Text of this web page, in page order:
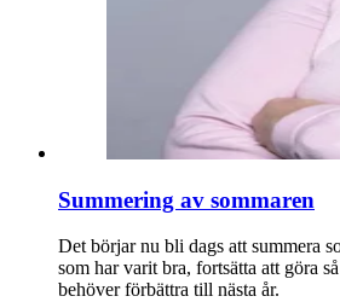
Summering av sommaren
Det börjar nu bli dags att summera
som har varit bra, fortsätta att göra
behöver förbättra till nästa år.